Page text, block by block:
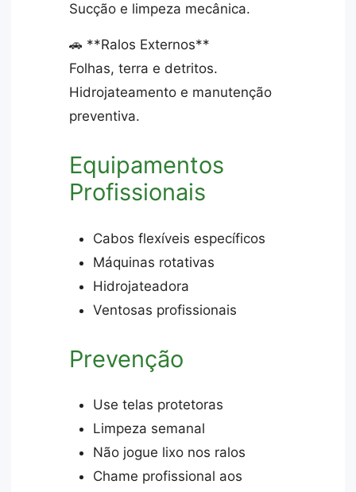
Sucção e limpeza mecânica.
🚗 **Ralos Externos**
Folhas, terra e detritos.
Hidrojateamento e manutenção
preventiva.
Equipamentos
Profissionais
Cabos flexíveis específicos
Máquinas rotativas
Hidrojateadora
Ventosas profissionais
Prevenção
Use telas protetoras
Limpeza semanal
Não jogue lixo nos ralos
Chame profissional aos